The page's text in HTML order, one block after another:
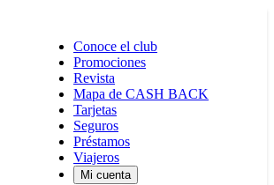
Conoce el club
Promociones
Revista
Mapa de CASH BACK
Tarjetas
Seguros
Préstamos
Viajeros
Mi cuenta